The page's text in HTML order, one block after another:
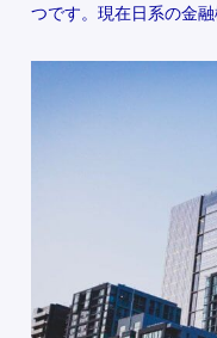
つです。現在日系の金